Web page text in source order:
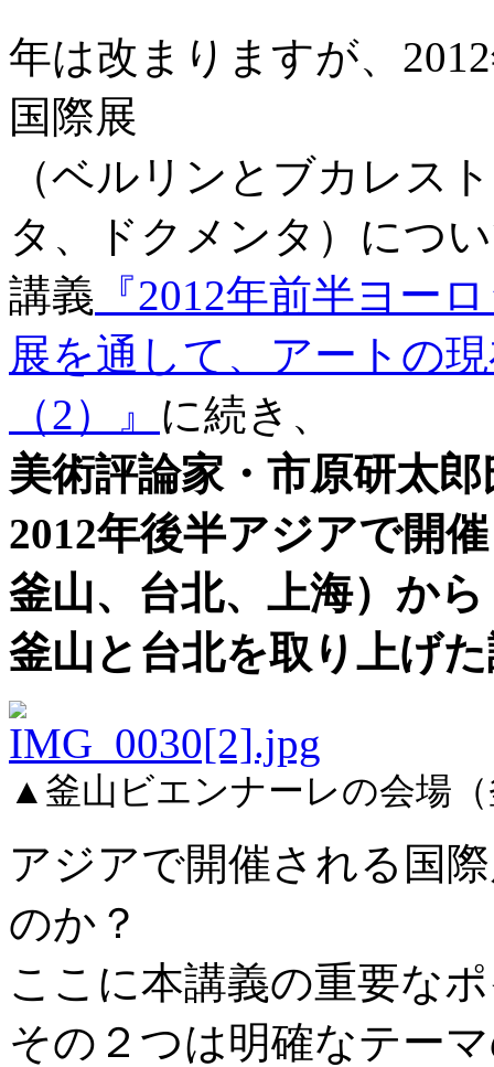
年は改まりますが、
国際展
（ベルリンとブカレス
タ、ドクメンタ）につ
講義 『2012年前半ヨー
展を通して、アートの
（2）』 に続き、
美術評論家・市原研太
2012年後半アジアで開
釜山、台北、上海）から
釜山と台北を取り上げ
▲釜山ビエンナーレの会場
アジアで開催される国
のか？
ここに本講義の重要な
その２つは明確なテー